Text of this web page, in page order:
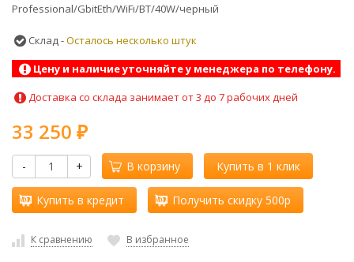
Professional/GbitEth/WiFi/BT/40W/черный
Склад -Осталось несколько штук
Цену и наличие уточняйте у менеджера по телефону.
Доставка со склада занимает от 3 до 7 рабочих дней
33 250 ₽
- + В корзину Купить в 1 клик
Купить в кредит Получить скидку 500р
К сравнению В избранное